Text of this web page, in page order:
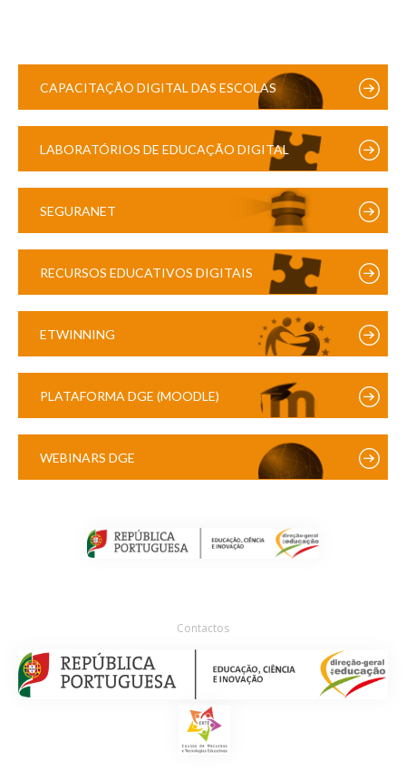
CAPACITAÇÃO DIGITAL DAS ESCOLAS
LABORATÓRIOS DE EDUCAÇÃO DIGITAL
SEGURANET
RECURSOS EDUCATIVOS DIGITAIS
ETWINNING
PLATAFORMA DGE (MOODLE)
WEBINARS DGE
Contactos